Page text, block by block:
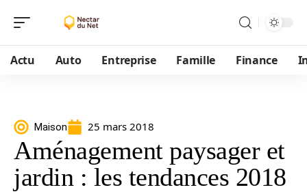
Actu Auto Entreprise Famille Finance
Maison 25 mars 2018
Aménagement paysager et
jardin : les tendances 2018